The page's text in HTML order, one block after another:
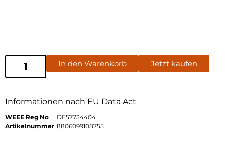
In den Warenkorb Jetzt kaufen
Informationen nach EU Data Act
WEEE Reg No
DE57734404
Artikelnummer 8806099108755